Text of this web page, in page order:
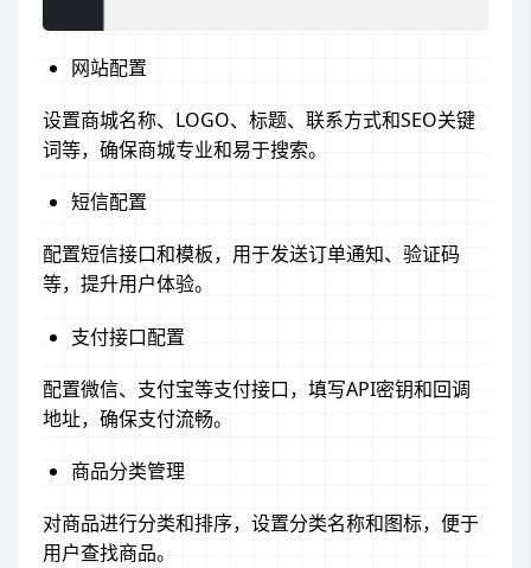
网站配置
设置商城名称、LOGO、标题、联系方式和SEO关键
词等，确保商城专业和易于搜索。
短信配置
配置短信接口和模板，用于发送订单通知、验证码
等，提升用户体验。
支付接口配置
配置微信、支付宝等支付接口，填写API密钥和回调
地址，确保支付流畅。
商品分类管理
对商品进行分类和排序，设置分类名称和图标，便于
用户查找商品。